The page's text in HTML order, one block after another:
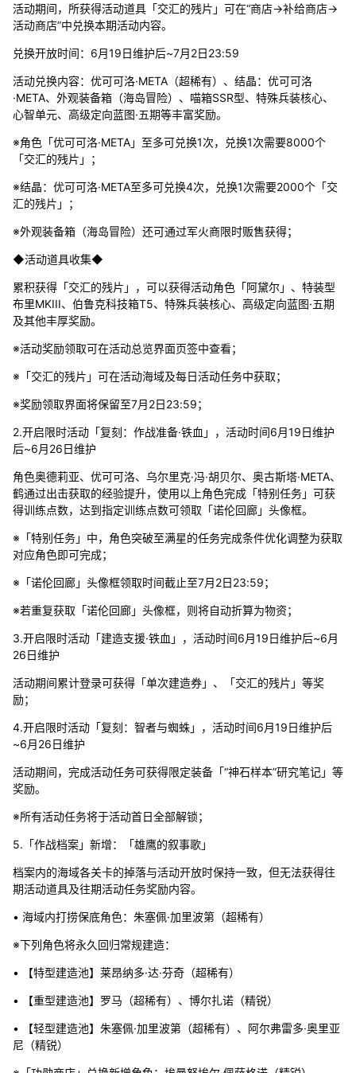
活动期间，所获得活动道具「交汇的残片」可在“商店→补给商店→
活动商店”中兑换本期活动内容。
兑换开放时间：6月19日维护后~7月2日23:59
活动兑换内容：优可可洛·META（超稀有）、结晶：优可可洛
·META、外观装备箱（海岛冒险）、喵箱SSR型、特殊兵装核心、
心智单元、高级定向蓝图·五期等丰富奖励。
※角色「优可可洛·META」至多可兑换1次，兑换1次需要8000个
「交汇的残片」；
※结晶：优可可洛·META至多可兑换4次，兑换1次需要2000个「交
汇的残片」；
※外观装备箱（海岛冒险）还可通过军火商限时贩售获得；
◆活动道具收集◆
累积获得「交汇的残片」，可以获得活动角色「阿黛尔」、特装型
布里MKIII、伯鲁克科技箱T5、特殊兵装核心、高级定向蓝图·五期
及其他丰厚奖励。
※活动奖励领取可在活动总览界面页签中查看；
※「交汇的残片」可在活动海域及每日活动任务中获取；
※奖励领取界面将保留至7月2日23:59；
2.开启限时活动「复刻：作战准备·铁血」，活动时间6月19日维护
后~6月26日维护
角色奥德莉亚、优可可洛、乌尔里克·冯·胡贝尔、奥古斯塔·META、
鹤通过出击获取的经验提升，使用以上角色完成「特别任务」可获
得训练点数，达到指定训练点数可领取「诺伦回廊」头像框。
※「特别任务」中，角色突破至满星的任务完成条件优化调整为获取
对应角色即可完成；
※「诺伦回廊」头像框领取时间截止至7月2日23:59；
※若重复获取「诺伦回廊」头像框，则将自动折算为物资；
3.开启限时活动「建造支援·铁血」，活动时间6月19日维护后~6月
26日维护
活动期间累计登录可获得「单次建造券」、「交汇的残片」等奖
励；
4.开启限时活动「复刻：智者与蜘蛛」，活动时间6月19日维护后
~6月26日维护
活动期间，完成活动任务可获得限定装备「“神石样本”研究笔记」等
奖励。
※所有活动任务将于活动首日全部解锁；
5.「作战档案」新增：「雄鹰的叙事歌」
档案内的海域各关卡的掉落与活动开放时保持一致，但无法获得往
期活动道具及往期活动任务奖励内容。
• 海域内打捞保底角色：朱塞佩·加里波第（超稀有）
※下列角色将永久回归常规建造：
• 【特型建造池】莱昂纳多·达·芬奇（超稀有）
• 【重型建造池】罗马（超稀有）、博尔扎诺（精锐）
• 【轻型建造池】朱塞佩·加里波第（超稀有）、阿尔弗雷多·奥里亚
尼（精锐）